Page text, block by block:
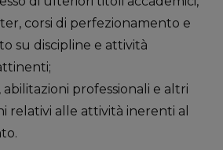
corsi di perfezionamento e
su discipline e attività
professionali e altri
relativi alle attività inerenti al